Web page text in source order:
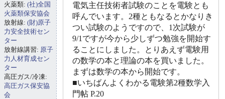
電気主任技術者試験のことを電験とも
呼んでいます。2種ともなるとかなりき
つい試験のようですので、1次試験が
9/1ですが今から少しずつ勉強を開始す
ることにしました。とりあえず電験用
の数学の本と理論の本を買いました。
まずは数学の本から開始です。
■いちばんよくわかる電験第2種数学入
門帖 P.20
火薬類: (社)全国
火薬類保安協会
放射線: (財)原子
力安全技術セン
ター
放射線講習: 原子
力人材育成セン
ター
高圧ガス/冷凍:
高圧ガス保安協
会